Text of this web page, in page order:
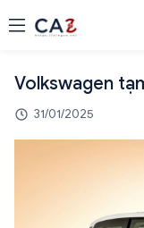
Volkswagen
31/01/2025